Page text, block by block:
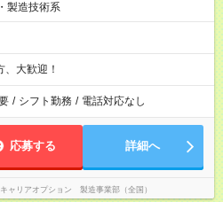
製造技術系
大歓迎！
/ シフト勤務 / 電話対応なし
応募する 詳細へ
ャリアオプション 製造事業部（全国）